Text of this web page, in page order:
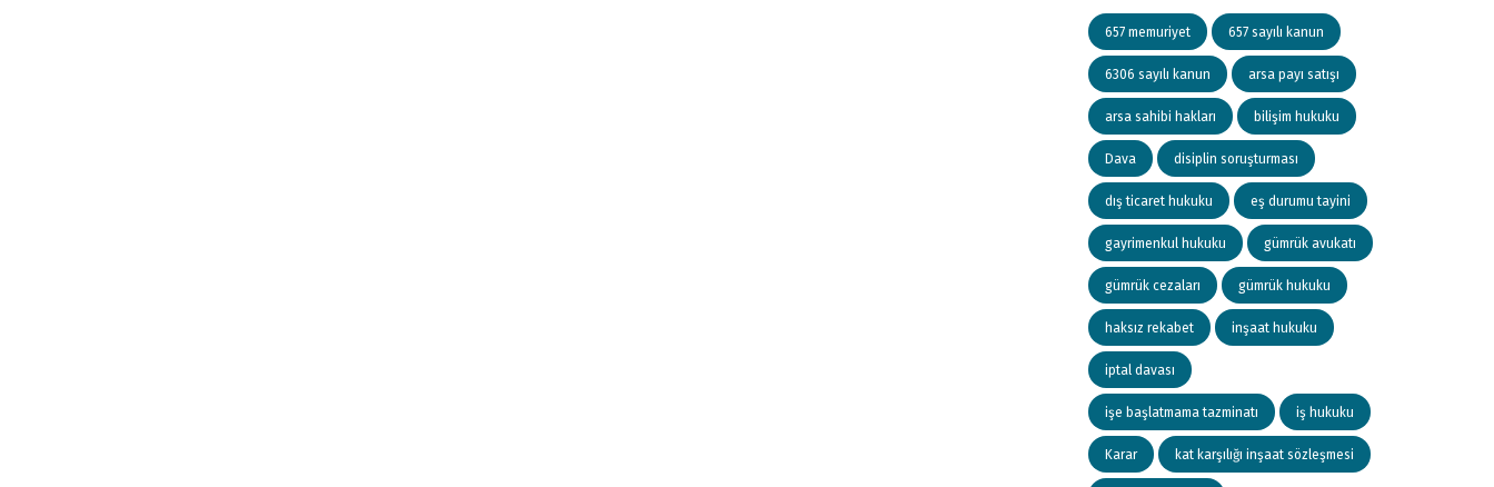
657 memuriyet 657 sayılı kanun
6306 sayılı kanun arsa payı satışı
arsa sahibi hakları bilişim hukuku
Dava disiplin soruşturması
dış ticaret hukuku eş durumu tayini
gayrimenkul hukuku gümrük avukatı
gümrük cezaları gümrük hukuku
haksız rekabet inşaat hukuku
iptal davası
işe başlatmama tazminatı iş hukuku
Karar kat karşılığı inşaat sözleşmesi